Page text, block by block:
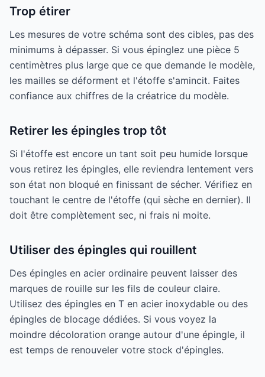
Trop étirer
Les mesures de votre schéma sont des cibles, pas des
minimums à dépasser. Si vous épinglez une pièce 5
centimètres plus large que ce que demande le modèle,
les mailles se déforment et l'étoffe s'amincit. Faites
confiance aux chiffres de la créatrice du modèle.
Retirer les épingles trop tôt
Si l'étoffe est encore un tant soit peu humide lorsque
vous retirez les épingles, elle reviendra lentement vers
son état non bloqué en finissant de sécher. Vérifiez en
touchant le centre de l'étoffe (qui sèche en dernier). Il
doit être complètement sec, ni frais ni moite.
Utiliser des épingles qui rouillent
Des épingles en acier ordinaire peuvent laisser des
marques de rouille sur les fils de couleur claire.
Utilisez des épingles en T en acier inoxydable ou des
épingles de blocage dédiées. Si vous voyez la
moindre décoloration orange autour d'une épingle, il
est temps de renouveler votre stock d'épingles.